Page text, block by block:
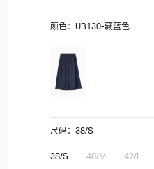
颜色：UB130-藏蓝色
尺码：38/S
38/S
40/M 42/L